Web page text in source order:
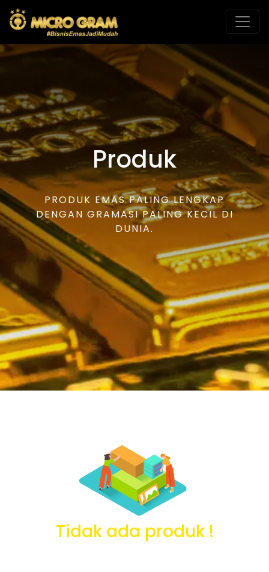
Produk
PRODUK EMAS PALING LENGKAP
DENGAN GRAMASI PALING KECIL DI
DUNIA.
Tidak ada produk !